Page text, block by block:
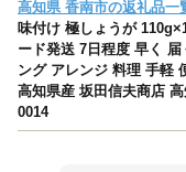
高知県 香南市の返礼品一
味付け 極しょうが
ード発送 7日程度 早く
ング アレンジ 料理 手軽
高知県産 坂田信夫商店
0014